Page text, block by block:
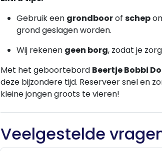
Gebruik een grondboorof schep
grond geslagen worden.
Wij rekenen geen borg, zodat je
Met het geboortebord Beertje Bobbi
deze bijzondere tijd. Reserveer snel en
kleine jongen groots te vieren!
Veelgestelde